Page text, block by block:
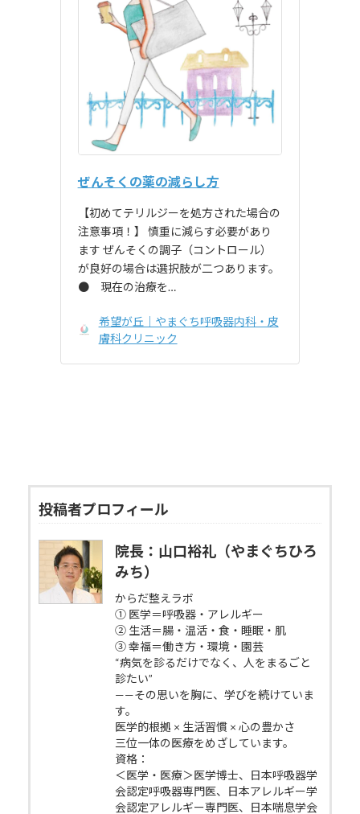
ぜんそくの薬の減らし方
【初めてテリルジーを処方された場合の
注意事項！】 慎重に減らす必要があり
ます ぜんそくの調子（コントロール）
が良好の場合は選択肢が二つあります。
● 現在の治療を…
希望が丘｜やまぐち呼吸器内科・皮
膚科クリニック
投稿者プロフィール
院長：山口裕礼（やまぐちひろ
みち）
からだ整えラボ
① 医学＝呼吸器・アレルギー
② 生活＝腸・温活・食・睡眠・肌
③ 幸福＝働き方・環境・園芸
“病気を診るだけでなく、人をまるごと
診たい”
——その思いを胸に、学びを続けていま
す。
医学的根拠 × 生活習慣 × 心の豊かさ
三位一体の医療をめざしています。
資格：
＜医学・医療＞医学博士、日本呼吸器学
会認定呼吸器専門医、日本アレルギー学
会認定アレルギー専門医、日本喘息学会